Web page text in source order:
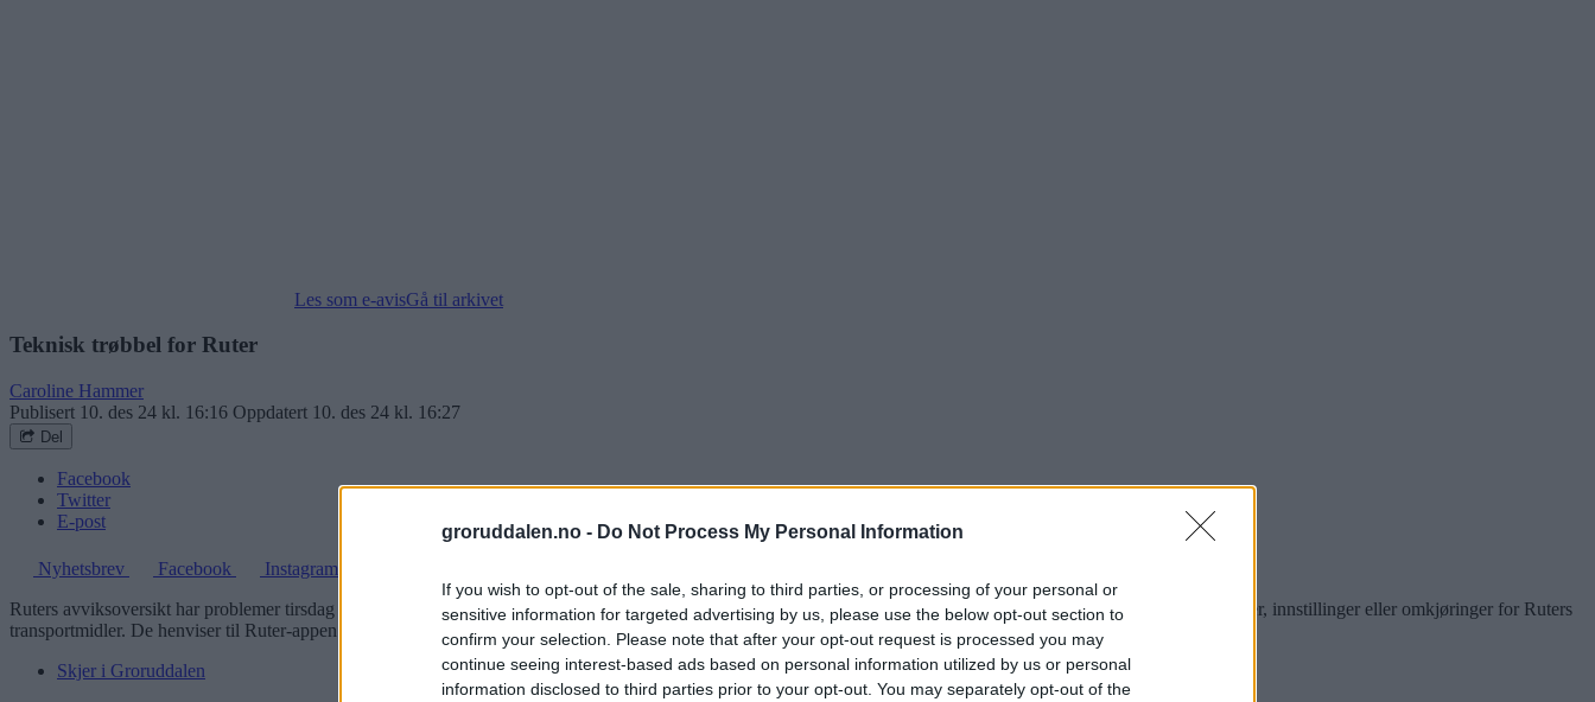
groruddalen.no - Do Not Process My Personal Information
If you wish to opt-out of the sale, sharing to third parties, or processing of your personal or
sensitive information for targeted advertising by us, please use the below opt-out section to
confirm your selection. Please note that after your opt-out request is processed you may
continue seeing interest-based ads based on personal information utilized by us or personal
information disclosed to third parties prior to your opt-out. You may separately opt-out of the
Les som e-avisGå til arkivet
Teknisk trøbbel for Ruter
Caroline Hammer
Publisert 10. des 24 kl. 16:16 Oppdatert 10. des 24 kl. 16:27
Del
Facebook
Twitter
E-post
Nyhetsbrev Facebook
Instagram
Ruters avviksoversikt har problemer tirsdag ettermiddag, melder selskapet. Bruker du nettsiden for å se etter avvik, vil du nå ikke få opp noen meldinger om forsinkelser, innstillinger eller omkjøringer for Ruters
transportmidler. De henviser til Ruter-appen for oppdatert informasjon og jobber med å fikse feilen.
Skjer i Groruddalen